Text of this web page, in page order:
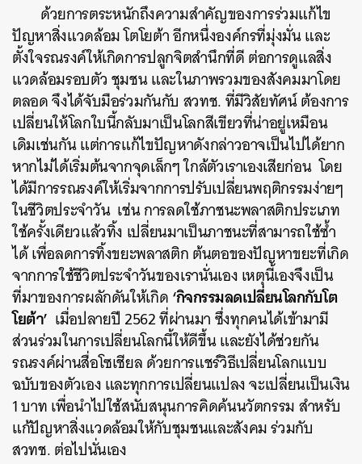
ด้วยการตระหนักถึงความสำคัญของการร่วมแก้ไข
ปัญหาสิ่งแวดล้อม โตโยต้า อีกหนึ่งองค์กรที่มุ่งมั่น และ
ตั้งใจรณรงค์ให้เกิดการปลูกจิตสำนึกที่ดี ต่อการดูแลสิ่ง
แวดล้อมรอบตัว ชุมชน และในภาพรวมของสังคมมาโดย
ตลอด จึงได้จับมือร่วมกันกับ สวทช. ที่มีวิสัยทัศน์ ต้องการ
เปลี่ยนให้โลกใบนี้กลับมาเป็นโลกสีเขียวที่น่าอยู่เหมือน
เดิมเช่นกัน แต่การแก้ไขปัญหาดังกล่าวอาจเป็นไปได้ยาก
หากไม่ได้เริ่มต้นจากจุดเล็กๆ ใกล้ตัวเราเองเสียก่อน โดย
ได้มีการรณรงค์ให้เริ่มจากการปรับเปลี่ยนพฤติกรรมง่ายๆ
ในชีวิตประจำวัน เช่น การลดใช้ภาชนะพลาสติกประเภท
ใช้ครั้งเดียวแล้วทิ้ง เปลี่ยนมาเป็นภาชนะที่สามารถใช้ซ้ำ
ได้ เพื่อลดการทิ้งขยะพลาสติก ต้นตอของปัญหาขยะที่เกิด
จากการใช้ชีวิตประจำวันของเรานั่นเอง เหตุนี้เองจึงเป็น
ที่มาของการผลักดันให้เกิด‘กิจกรรมลดเปลี่ยนโลกกับโต
โยต้า’ เมื่อปลายปี 2562 ที่ผ่านมา ซึ่งทุกคนได้เข้ามามี
ส่วนร่วมในการเปลี่ยนโลกนี้ให้ดีขึ้น และยังได้ช่วยกัน
รณรงค์ผ่านสื่อโซเชียล ด้วยการแชร์วิธีเปลี่ยนโลกแบบ
ฉบับของตัวเอง และทุกการเปลี่ยนแปลง จะเปลี่ยนเป็นเงิน
1 บาท เพื่อนำไปใช้สนับสนุนการคิดค้นนวัตกรรม สำหรับ
แก้ปัญหาสิ่งแวดล้อมให้กับชุมชนและสังคม ร่วมกับ
สวทช. ต่อไปนั่นเอง